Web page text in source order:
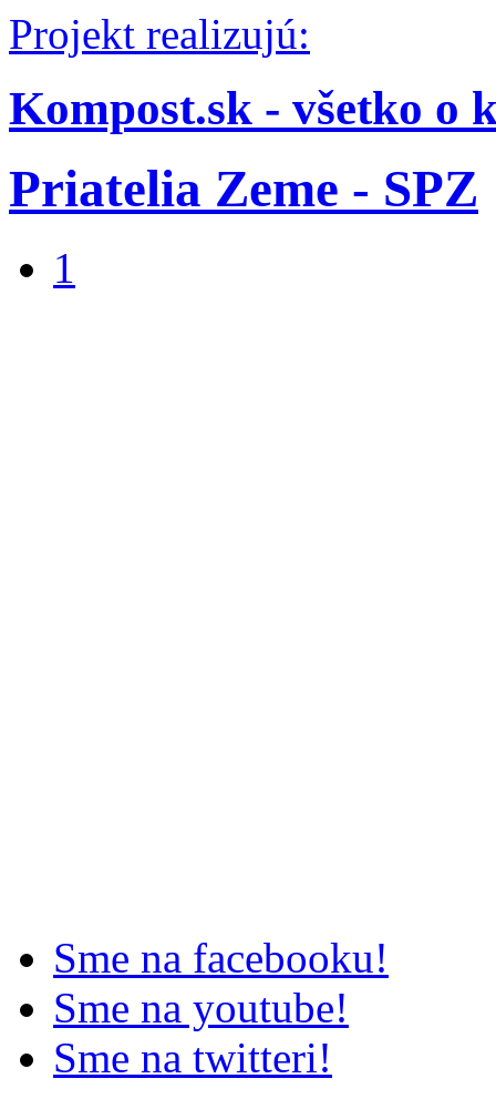
Projekt realizujú:
Kompost.sk - všetko o
Priatelia Zeme - SPZ
1
Sme na facebooku!
Sme na youtube!
Sme na twitteri!